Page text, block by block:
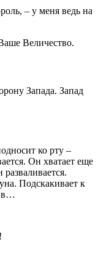
– у меня ведь на
Величество.
Запада. Запад
ко рту –
Он хватает еще
Подскакивает к
в…